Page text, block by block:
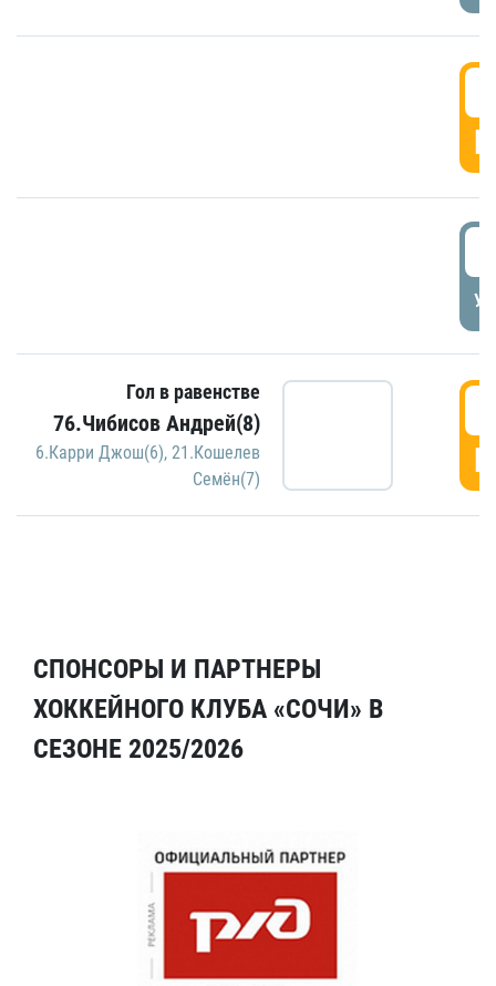
Гол в равенстве
76.Чибисов Андрей(8)
6.Карри Джош(6), 21.Кошелев
Семён(7)
СПОНСОРЫ И ПАРТНЕРЫ
ХОККЕЙНОГО КЛУБА «СОЧИ» В
СЕЗОНЕ 2025/2026